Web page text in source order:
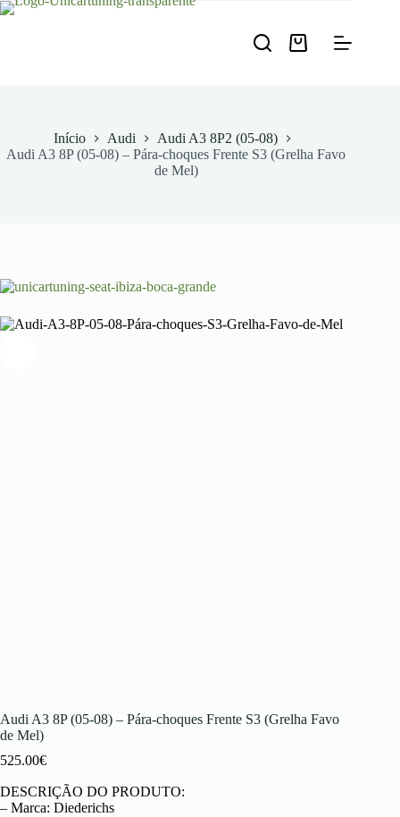
Pular
Carrinho
Início Audi
Audi A3 8P2 (05-08)
Audi A3 8P (05-08) – Pára-choques Frente S3 (Grelha Favo
de Mel)
Audi A3 8P (05-08) – Pára-choques Frente S3 (Grelha Favo
de Mel)
525.00€
DESCRIÇÃO DO PRODUTO:
– Marca: Diederichs